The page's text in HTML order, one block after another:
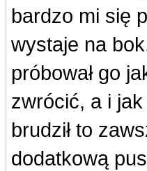
bardzo mi się
wystaje na
próbował go
zwrócić, a i
brudził to
dodatkową